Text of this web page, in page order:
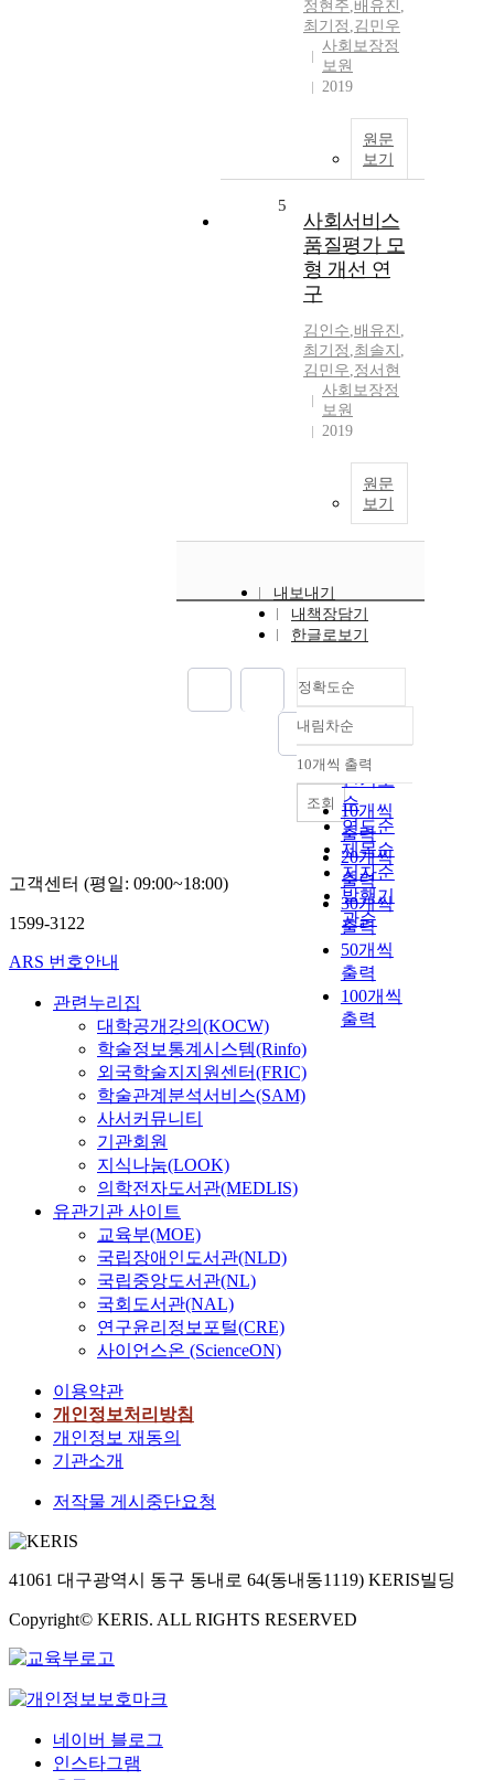
정현주,배유진 ,
최기정 ,김민우
사회보장정
보원
2019
원문
보기
5
사회서비스
품질평가 모
형 개선 연
구
김인수,배유진 ,
최기정 ,최솔지 ,
김민우,정서현
사회보장정
보원
2019
원문
보기
내보내기
내책장담기
한글로보기
정확도순
정확도
순
인기도
순
연도순
제목순
저자순
발행기
관순
내림차순
내림차순
10개씩 출력
10개씩
출력
20개씩
출력
30개씩
출력
50개씩
출력
100개씩
출력
조회
고객센터 (평일: 09:00~18:00)
1599-3122
ARS 번호안내
관련누리집
대학공개강의(KOCW)
학술정보통계시스템(Rinfo)
외국학술지지원센터(FRIC)
학술관계분석서비스(SAM)
사서커뮤니티
기관회원
지식나눔(LOOK)
의학전자도서관(MEDLIS)
유관기관 사이트
교육부(MOE)
국립장애인도서관(NLD)
국립중앙도서관(NL)
국회도서관(NAL)
연구윤리정보포털(CRE)
사이언스온 (ScienceON)
이용약관
개인정보처리방침
개인정보 재동의
기관소개
저작물 게시중단요청
41061 대구광역시 동구 동내로 64(동내동1119) KERIS빌딩
Copyright© KERIS. ALL RIGHTS RESERVED
네이버 블로그
인스타그램